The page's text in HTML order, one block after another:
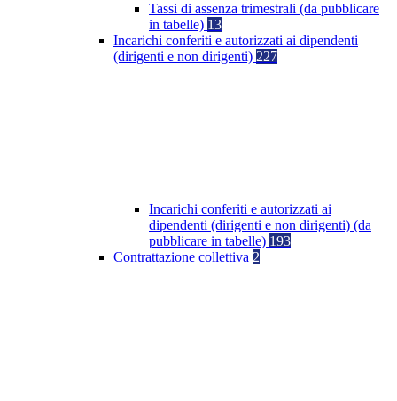
Tassi di assenza trimestrali (da pubblicare
in tabelle) 13
Incarichi conferiti e autorizzati ai dipendenti
(dirigenti e non dirigenti) 227
Incarichi conferiti e autorizzati ai
dipendenti (dirigenti e non dirigenti) (da
pubblicare in tabelle) 193
Contrattazione collettiva 2